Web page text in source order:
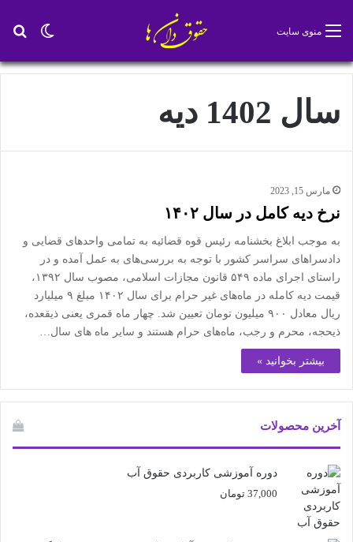
تغییر منوی سایت
سال 1402 دیه
مارس 15, 2023
نرخ دیه کامل در سال ۱۴۰۲
به موجب ابلاغ بخشنامه رئیس قوه قضائیه به تمامی واحد‌های قضایی و
دادسرا‌های سراسر کشور با توجه به بررسی‌های به عمل آمده و در
راستای اجرای ماده ۵۴۹ قانون مجازات اسلامی، مصوب سال ۱۳۹۲،
قیمت دیه کامله در ماه‌های غیر حرام برای سال ۱۴۰۲ مبلغ ۹ میلیارد
ریال معادل ۹۰۰ میلیون تومان تعیین شد. چهار ماه قمری یعنی ذیقعده،
ذیحجه، محرم و رجب، ماه‌های حرام هستند و سایر ماه های سال…
بیشتر بخوانید »
آخرین محصولات
دوره آموزشی کاربردی حقوق آب
37,000 تومان